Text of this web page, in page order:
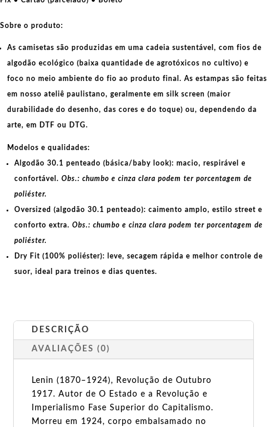
em
quantidade
Sobre o produto:
As camisetas são produzidas em uma cadeia sustentável, com fios de
algodão ecológico (baixa quantidade de agrotóxicos no cultivo) e
foco no meio ambiente do fio ao produto final. As estampas são feitas
em nosso ateliê paulistano, geralmente em silk screen (maior
durabilidade do desenho, das cores e do toque) ou, dependendo da
arte, em DTF ou DTG.
Modelos e qualidades:
Algodão 30.1 penteado (básica/baby look): macio, respirável e
confortável. Obs.: chumbo e cinza clara podem ter porcentagem de
poliéster.
Oversized (algodão 30.1 penteado): caimento amplo, estilo street e
conforto extra. Obs.: chumbo e cinza clara podem ter porcentagem de
poliéster.
Dry Fit (100% poliéster): leve, secagem rápida e melhor controle de
suor, ideal para treinos e dias quentes.
DESCRIÇÃO
AVALIAÇÕES (0)
Lenin (1870–1924), Revolução de Outubro
1917. Autor de O Estado e a Revolução e
Imperialismo Fase Superior do Capitalismo.
Morreu em 1924, corpo embalsamado no